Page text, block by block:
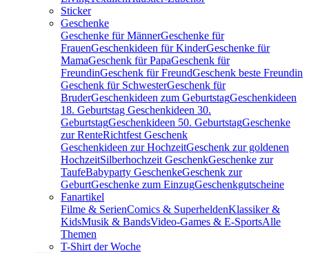
Sticker
Geschenke
Geschenke für MännerGeschenke für
FrauenGeschenkideen für KinderGeschenke für
MamaGeschenk für PapaGeschenk für
FreundinGeschenk für FreundGeschenk beste Freundin
Geschenk für SchwesterGeschenk für
BruderGeschenkideen zum GeburtstagGeschenkideen
18. Geburtstag Geschenkideen 30.
GeburtstagGeschenkideen 50. GeburtstagGeschenke
zur RenteRichtfest Geschenk
Geschenkideen zur HochzeitGeschenk zur goldenen
HochzeitSilberhochzeit GeschenkGeschenke zur
TaufeBabyparty GeschenkeGeschenk zur
GeburtGeschenke zum EinzugGeschenkgutscheine
Fanartikel
Filme & SerienComics & SuperheldenKlassiker &
KidsMusik & BandsVideo-Games & E-SportsAlle
Themen
T-Shirt der Woche